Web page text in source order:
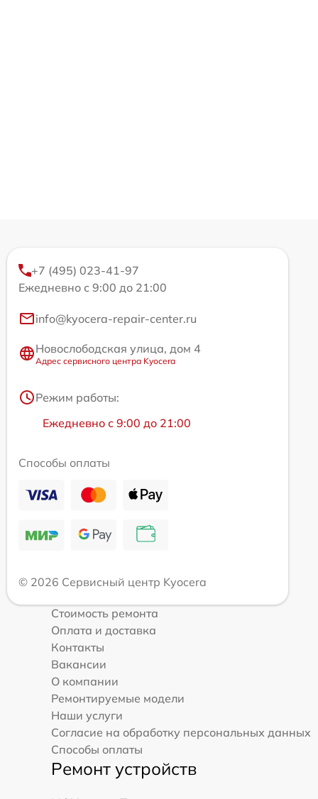
+7 (495) 023-41-97
Ежедневно с 9:00 до 21:00
info@kyocera-repair-center.ru
Новослободская улица, дом 4
Адрес сервисного центра Kyocera
Режим работы:
Ежедневно с 9:00 до 21:00
Способы оплаты
© 2026 Сервисный центр Kyocera
Стоимость ремонта
Оплата и доставка
Контакты
Вакансии
О компании
Ремонтируемые модели
Наши услуги
Согласие на обработку персональных данных
Способы оплаты
Ремонт устройств